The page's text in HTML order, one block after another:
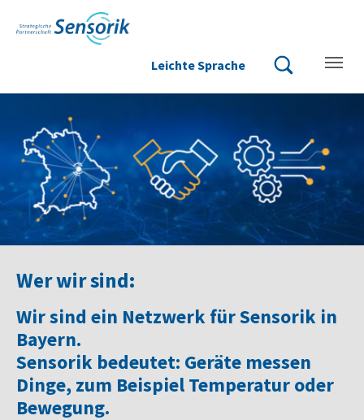
Zum Hauptinhalt springen
Skip to page footer
Leichte Sprache
Suchbegriff
Wer wir sind:
Wir sind ein Netzwerk für Sensorik in
Bayern.
Sensorik bedeutet: Geräte messen
Dinge, zum Beispiel Temperatur oder
Bewegung.